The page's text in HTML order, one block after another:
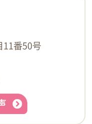
11番50号